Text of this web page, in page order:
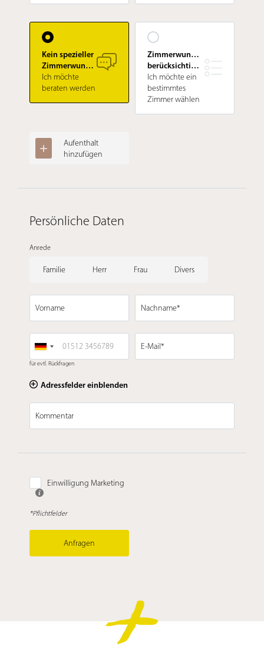
Kein spezieller
Zimmerwunsch
Ich möchte
beraten werden
Zimmerwunsch
berücksichtigen
Ich möchte ein
bestimmtes
Zimmer wählen
Aufenthalt
hinzufügen
Persönliche Daten
Anrede
Familie Herr Frau Divers
Vorname Nachname*
für evtl. Rückfragen
E-Mail*
Adressfelder einblenden
Kommentar
Einwilligung Marketing
*Pflichtfelder
Anfragen